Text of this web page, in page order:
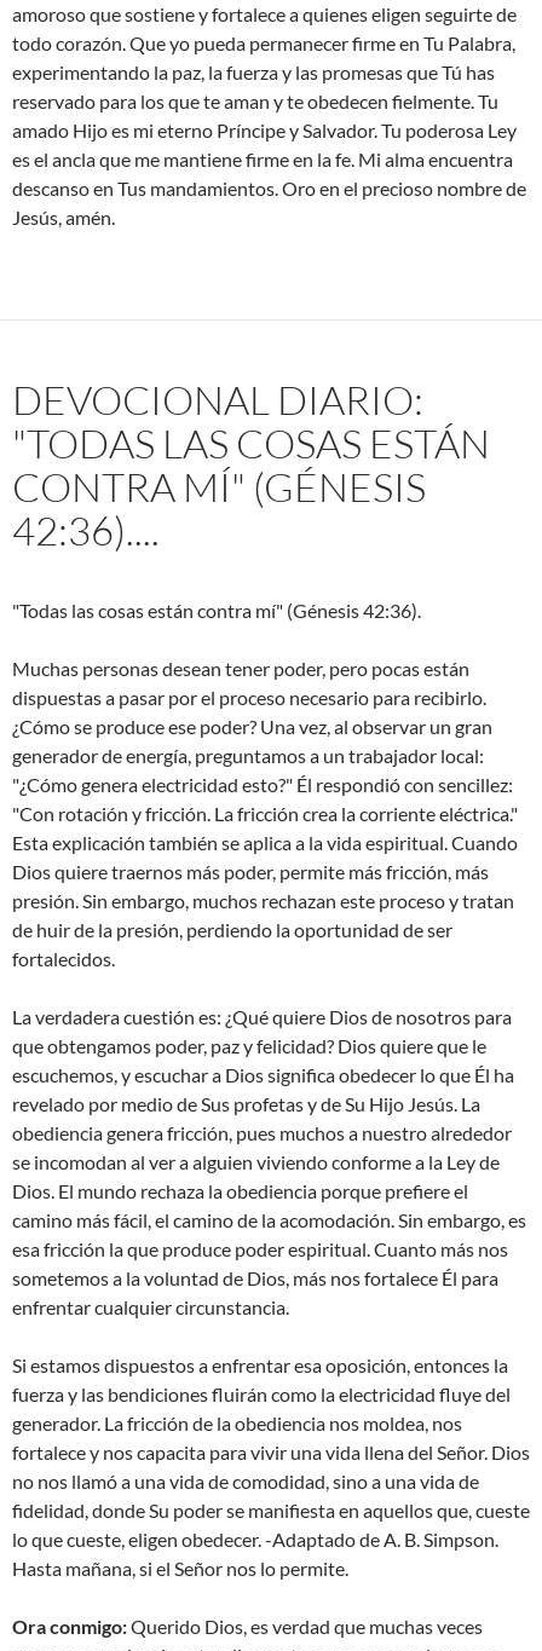
amoroso que sostiene y fortalece a quienes eligen seguirte de
todo corazón. Que yo pueda permanecer firme en Tu Palabra,
experimentando la paz, la fuerza y las promesas que Tú has
reservado para los que te aman y te obedecen fielmente. Tu
amado Hijo es mi eterno Príncipe y Salvador. Tu poderosa Ley
es el ancla que me mantiene firme en la fe. Mi alma encuentra
descanso en Tus mandamientos. Oro en el precioso nombre de
Jesús, amén.
DEVOCIONAL DIARIO:
"TODAS LAS COSAS ESTÁN
CONTRA MÍ" (GÉNESIS
42:36)....
"Todas las cosas están contra mí" (Génesis 42:36).
Muchas personas desean tener poder, pero pocas están
dispuestas a pasar por el proceso necesario para recibirlo.
¿Cómo se produce ese poder? Una vez, al observar un gran
generador de energía, preguntamos a un trabajador local:
"¿Cómo genera electricidad esto?" Él respondió con sencillez:
"Con rotación y fricción. La fricción crea la corriente eléctrica."
Esta explicación también se aplica a la vida espiritual. Cuando
Dios quiere traernos más poder, permite más fricción, más
presión. Sin embargo, muchos rechazan este proceso y tratan
de huir de la presión, perdiendo la oportunidad de ser
fortalecidos.
La verdadera cuestión es: ¿Qué quiere Dios de nosotros para
que obtengamos poder, paz y felicidad? Dios quiere que le
escuchemos, y escuchar a Dios significa obedecer lo que Él ha
revelado por medio de Sus profetas y de Su Hijo Jesús. La
obediencia genera fricción, pues muchos a nuestro alrededor
se incomodan al ver a alguien viviendo conforme a la Ley de
Dios. El mundo rechaza la obediencia porque prefiere el
camino más fácil, el camino de la acomodación. Sin embargo, es
esa fricción la que produce poder espiritual. Cuanto más nos
sometemos a la voluntad de Dios, más nos fortalece Él para
enfrentar cualquier circunstancia.
Si estamos dispuestos a enfrentar esa oposición, entonces la
fuerza y las bendiciones fluirán como la electricidad fluye del
generador. La fricción de la obediencia nos moldea, nos
fortalece y nos capacita para vivir una vida llena del Señor. Dios
no nos llamó a una vida de comodidad, sino a una vida de
fidelidad, donde Su poder se manifiesta en aquellos que, cueste
lo que cueste, eligen obedecer. -Adaptado de A. B. Simpson.
Hasta mañana, si el Señor nos lo permite.
Ora conmigo:Querido Dios, es verdad que muchas veces